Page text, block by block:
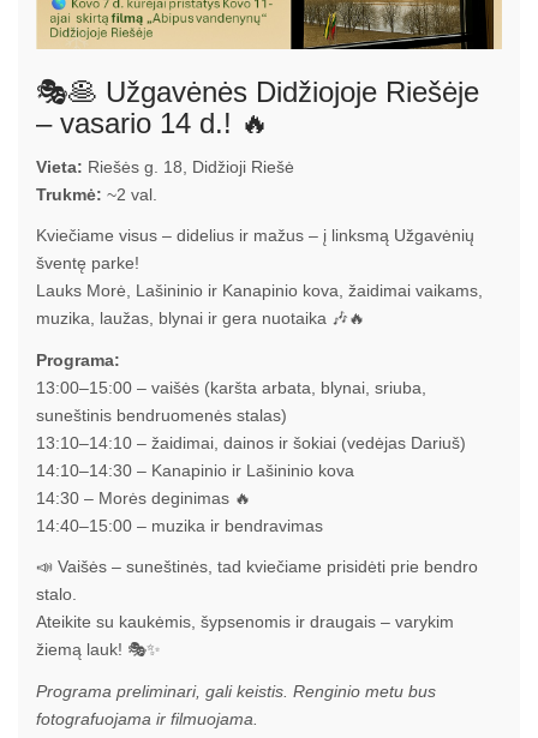
🎭🥞 Užgavėnės Didžiojoje Riešėje
– vasario 14 d.! 🔥
Vieta: Riešės g. 18, Didžioji Riešė
Trukmė: ~2 val.
Kviečiame visus – didelius ir mažus – į linksmą Užgavėnių
šventę parke!
Lauks Morė, Lašininio ir Kanapinio kova, žaidimai vaikams,
muzika, laužas, blynai ir gera nuotaika 🎶🔥
Programa:
13:00–15:00 – vaišės (karšta arbata, blynai, sriuba,
suneštinis bendruomenės stalas)
13:10–14:10 – žaidimai, dainos ir šokiai (vedėjas Dariuš)
14:10–14:30 – Kanapinio ir Lašininio kova
14:30 – Morės deginimas 🔥
14:40–15:00 – muzika ir bendravimas
📣 Vaišės – suneštinės, tad kviečiame prisidėti prie bendro
stalo.
Ateikite su kaukėmis, šypsenomis ir draugais – varykim
žiemą lauk! 🎭✨
Programa preliminari, gali keistis. Renginio metu bus
fotografuojama ir filmuojama.